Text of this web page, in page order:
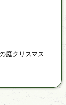
庭クリスマス